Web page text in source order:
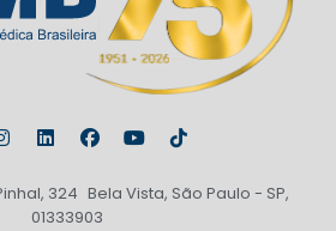
324 Bela Vista, São Paulo - SP,
01333903